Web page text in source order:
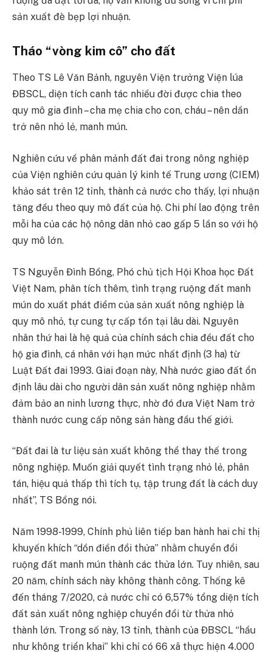
sản xuất đè bẹp lợi nhuận.
Tháo “vòng kim cô” cho đất
Theo TS Lê Văn Bảnh, nguyên Viện trưởng Viện lúa
ĐBSCL, diện tích canh tác nhiều đời được chia theo
quy mô gia đình – cha mẹ chia cho con, cháu – nên dần
trở nên nhỏ lẻ, manh mún.
Nghiên cứu về phân mảnh đất đai trong nông nghiệp
của Viện nghiên cứu quản lý kinh tế Trung ương (CIEM)
khảo sát trên 12 tỉnh, thành cả nước cho thấy, lợi nhuận
tăng đều theo quy mô đất của hộ. Chi phí lao động trên
mỗi ha của các hộ nông dân nhỏ cao gấp 5 lần so với hộ
quy mô lớn.
TS Nguyễn Đình Bồng, Phó chủ tịch Hội Khoa học Đất
Việt Nam, phân tích thêm, tình trạng ruộng đất manh
mún do xuất phát điểm của sản xuất nông nghiệp là
quy mô nhỏ, tự cung tự cấp tồn tại lâu dài. Nguyên
nhân thứ hai là hệ quả của chính sách chia đều đất cho
hộ gia đình, cá nhân với hạn mức nhất định (3 ha) từ
Luật Đất đai 1993. Giai đoạn này, Nhà nước giao đất ổn
định lâu dài cho người dân sản xuất nông nghiệp nhằm
đảm bảo an ninh lương thực, nhờ đó đưa Việt Nam trở
thành nước cung cấp nông sản hàng đầu thế giới.
“Đất đai là tư liệu sản xuất không thể thay thế trong
nông nghiệp. Muốn giải quyết tình trạng nhỏ lẻ, phân
tán, hiệu quả thấp thì tích tụ, tập trung đất là cách duy
nhất”, TS Bồng nói.
Năm 1998-1999, Chính phủ liên tiếp ban hành hai chỉ thị
khuyến khích “dồn điền đổi thửa” nhằm chuyển đổi
ruộng đất manh mún thành các thửa lớn. Tuy nhiên, sau
20 năm, chính sách này không thành công. Thống kê
đến tháng 7/2020, cả nước chỉ có 6,57% tổng diện tích
đất sản xuất nông nghiệp chuyển đổi từ thửa nhỏ
thành lớn. Trong số này, 13 tỉnh, thành của ĐBSCL “hầu
như không triển khai” khi chỉ có 66 xã thực hiện 4.000